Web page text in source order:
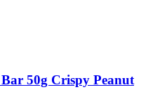
50g Crispy Peanut